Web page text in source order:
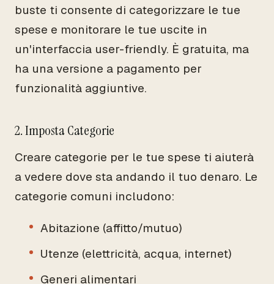
buste ti consente di categorizzare le tue
spese e monitorare le tue uscite in
un'interfaccia user-friendly. È gratuita, ma
ha una versione a pagamento per
funzionalità aggiuntive.
2. Imposta Categorie
Creare categorie per le tue spese ti aiuterà
a vedere dove sta andando il tuo denaro. Le
categorie comuni includono:
Abitazione (affitto/mutuo)
Utenze (elettricità, acqua, internet)
Generi alimentari